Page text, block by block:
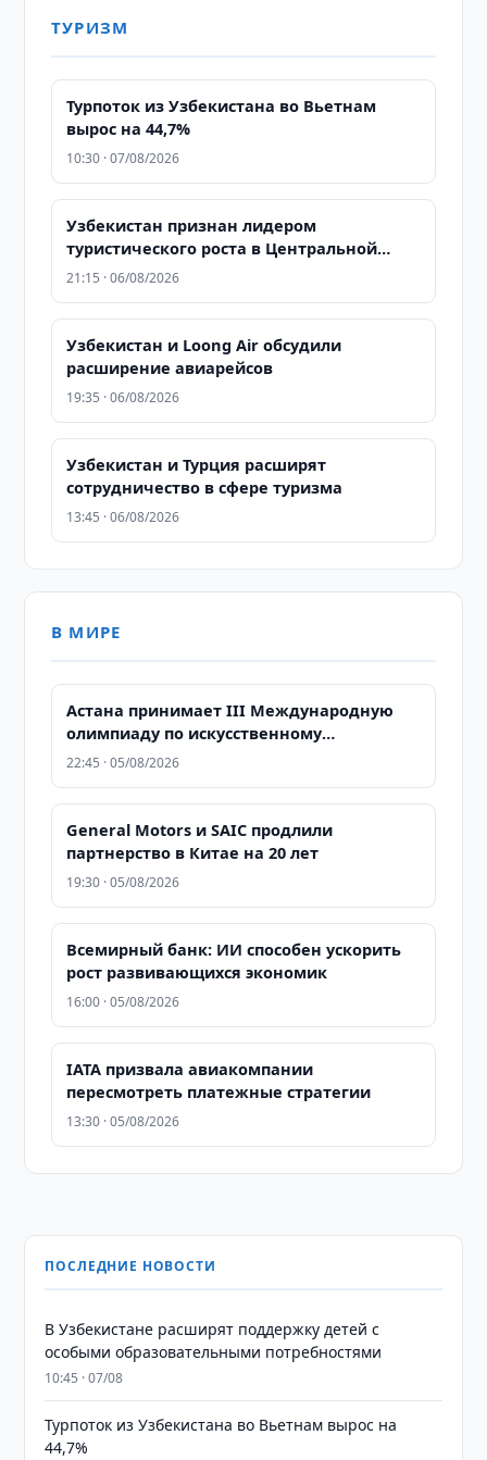
ТУРИЗМ
Турпоток из Узбекистана во Вьетнам
вырос на 44,7%
10:30 · 07/08/2026
Узбекистан признан лидером
туристического роста в Центральной
Азии по версии WTTC
21:15 · 06/08/2026
Узбекистан и Loong Air обсудили
расширение авиарейсов
19:35 · 06/08/2026
Узбекистан и Турция расширят
сотрудничество в сфере туризма
13:45 · 06/08/2026
В МИРЕ
Астана принимает III Международную
олимпиаду по искусственному
интеллекту: более 500 школьников из 106
22:45 · 05/08/2026
General Motors и SAIC продлили
партнерство в Китае на 20 лет
19:30 · 05/08/2026
Всемирный банк: ИИ способен ускорить
рост развивающихся экономик
16:00 · 05/08/2026
IATA призвала авиакомпании
пересмотреть платежные стратегии
13:30 · 05/08/2026
ПОСЛЕДНИЕ НОВОСТИ
В Узбекистане расширят поддержку детей с
особыми образовательными потребностями
10:45 · 07/08
Турпоток из Узбекистана во Вьетнам вырос на
44,7%